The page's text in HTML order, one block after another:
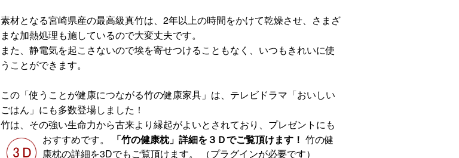
素材となる宮崎県産の最高級真竹は、2年以上の時間をかけて乾燥させ、さまざ
まな加熱処理も施しているので大変丈夫です。
また、静電気を起こさないので埃を寄せつけることもなく、いつもきれいに使
うことができます。
この「使うことが健康につながる竹の健康家具」は、テレビドラマ「おいしい
ごはん」にも多数登場しました！
竹は、その強い生命力から古来より縁起がよいとされており、プレゼントにも
おすすめです。
「竹の健康枕」詳細を３Ｄでご覧頂けます！ 竹の健
康枕の詳細を3Dでもご覧頂けます。 （プラグインが必要です）